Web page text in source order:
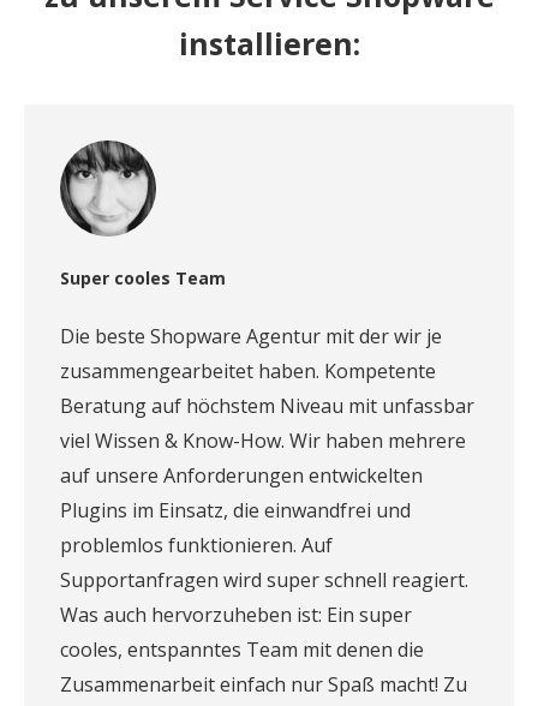
installieren:
Super cooles Team
Die beste Shopware Agentur mit der wir je
zusammengearbeitet haben. Kompetente
Beratung auf höchstem Niveau mit unfassbar
viel Wissen & Know-How. Wir haben mehrere
auf unsere Anforderungen entwickelten
Plugins im Einsatz, die einwandfrei und
problemlos funktionieren. Auf
Supportanfragen wird super schnell reagiert.
Was auch hervorzuheben ist: Ein super
cooles, entspanntes Team mit denen die
Zusammenarbeit einfach nur Spaß macht! Zu